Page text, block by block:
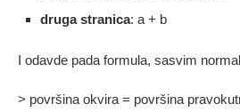
druga stranica: a + b
I odavde pada formula, sasvim
> površina okvira = površina